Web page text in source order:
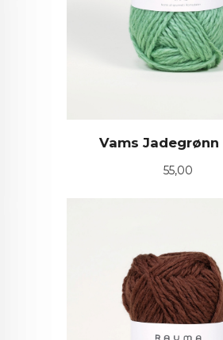
Vams Jadegrønn
Pris
55,00